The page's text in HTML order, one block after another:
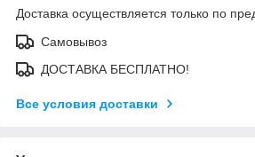
Доставка осуществляется только по
Самовывоз
ДОСТАВКА БЕСПЛАТНО!
Все условия доставки